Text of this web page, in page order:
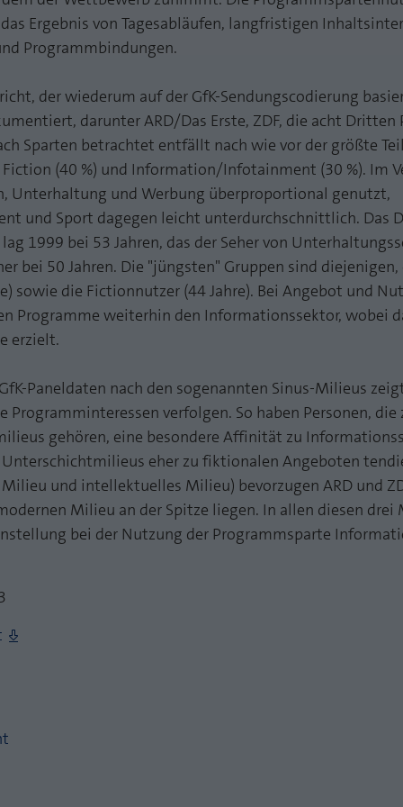
Ergebnis von Tagesabläufen, langfristigen
Programmbindungen.
der wiederum auf der GfK-Sendungscodierung
darunter ARD/Das Erste, ZDF, die acht Dritten
Sparten betrachtet entfällt nach wie vor der größte
(40 %) und Information/Infotainment (30 %). Im
Unterhaltung und Werbung überproportional genutzt,
und Sport dagegen leicht unterdurchschnittlich. Das
1999 bei 53 Jahren, das der Seher von
bei 50 Jahren. Die "jüngsten" Gruppen sind
sowie die Fictionnutzer (44 Jahre). Bei Angebot und
Programme weiterhin den Informationssektor, wobei
erzielt.
Paneldaten nach den sogenannten Sinus-Milieus
verfolgen. So haben Personen, die
gehören, eine besondere Affinität zu
eher zu fiktionalen Angeboten
und intellektuelles Milieu) bevorzugen ARD und
Milieu an der Spitze liegen. In allen diesen drei
bei der Nutzung der Programmsparte
Laufzeit Session
Zweck
Dieses Cookie ist ein Standard-Session-Cookie von
TYPO3. Es speichert im Falle eines Benutzer-Logins
die Session ID mithilfe derer der eingeloggte User
wiedererkannt wird, um ihm Zugang zu
geschützten Bereichen zu gewähren.
Name PHPSESSID
Anbieter
Zweck PHPs Standard Sitzungs Identifikation
Cookie-Informationen anzeigen
Statistik und Performance mit AT INTERNET
CROSS-DEVICE ANALYTICS LÖSUNG
Name atidvisitor
Anbieter AT INTERNET
Laufzeit 1 Jahr
Zweck
Cookie von AT INTERNET zur Steuerung der
erweiterten Script- und Ereignisbehandlung
Name
Anbieter AT INTERNET
Laufzeit 1 Jahr
Zweck
Cookie von AT INTERNET zur Steuerung der
erweiterten Script- und Ereignisbehandlung
Cookie-Informationen anzeigen